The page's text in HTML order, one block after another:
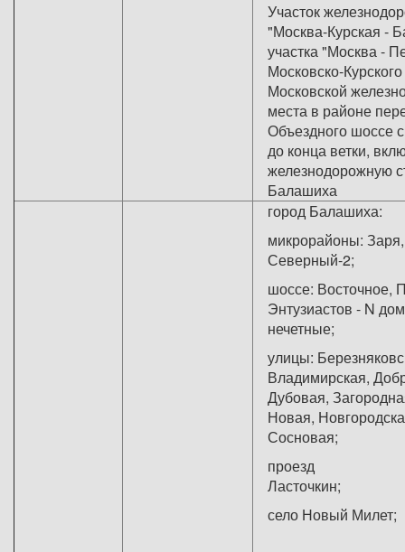
Участок
"Москва-Курская -
участка "Москва -
Московско-
Московской
места в районе
Объездного шоссе
до конца ветки,
железнодорожную
Балашиха
город Балашиха:
микрорайоны:
Северный-2;
шоссе: Восточное,
Энтузиастов - N
улицы:
Владимирская,
Дубовая,
Новая,
проезд
село Новый